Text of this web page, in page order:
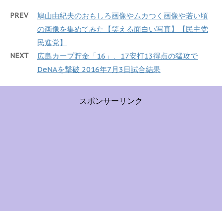
PREV
鳩山由紀夫のおもしろ画像やムカつく画像や若い頃
の画像を集めてみた【笑える面白い写真】【民主党
民進党】
NEXT
広島カープ貯金「16」、17安打13得点の猛攻で
DeNAを撃破 2016年7月3日試合結果
スポンサーリンク